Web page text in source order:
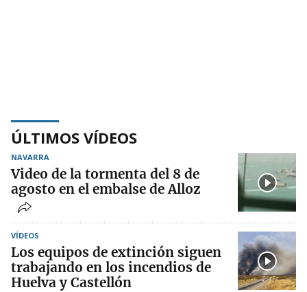
ÚLTIMOS VÍDEOS
NAVARRA
Video de la tormenta del 8 de
agosto en el embalse de Alloz
VÍDEOS
Los equipos de extinción siguen
trabajando en los incendios de
Huelva y Castellón